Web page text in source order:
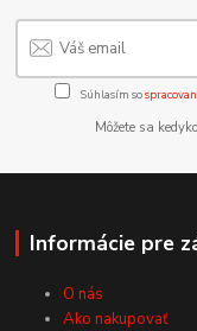
Súhlasím so
Môžete sa
Informácie pre
O nás
Ako nakupovať